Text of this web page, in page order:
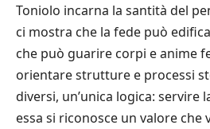
Toniolo incarna la santità del
ci mostra che la fede può
che può guarire corpi e anime
orientare strutture e processi
diversi, un’unica logica: servire
essa si riconosce un valore che